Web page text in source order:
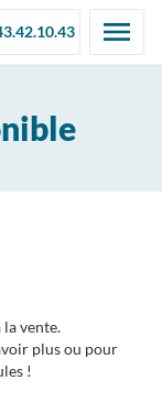
vente.
plus ou pour
!